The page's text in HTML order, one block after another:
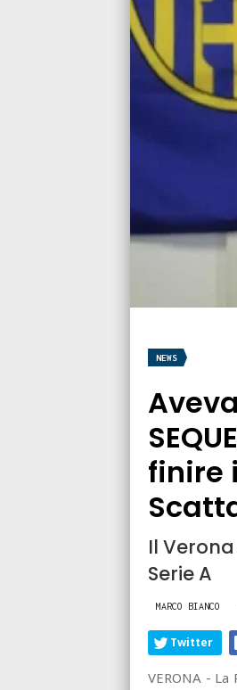
NEWS
finire
Il
Serie A
MARCO BIANCO
Twitter
VERONA -